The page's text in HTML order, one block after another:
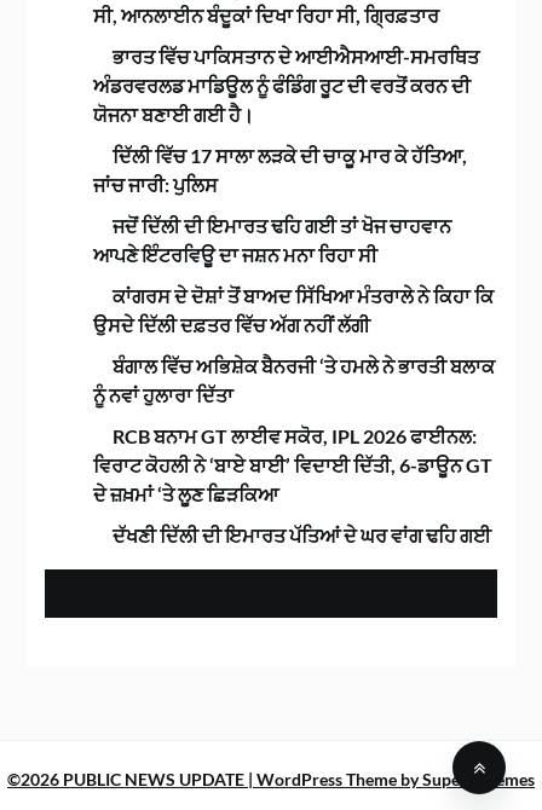
ਸੀ, ਆਨਲਾਈਨ ਬੰਦੂਕਾਂ ਦਿਖਾ ਰਿਹਾ ਸੀ, ਗ੍ਰਿਫ਼ਤਾਰ
ਭਾਰਤ ਵਿੱਚ ਪਾਕਿਸਤਾਨ ਦੇ ਆਈਐਸਆਈ-ਸਮਰਥਿਤ
ਅੰਡਰਵਰਲਡ ਮਾਡਿਊਲ ਨੂੰ ਫੰਡਿੰਗ ਰੂਟ ਦੀ ਵਰਤੋਂ ਕਰਨ ਦੀ
ਯੋਜਨਾ ਬਣਾਈ ਗਈ ਹੈ।
ਦਿੱਲੀ ਵਿੱਚ 17 ਸਾਲਾ ਲੜਕੇ ਦੀ ਚਾਕੂ ਮਾਰ ਕੇ ਹੱਤਿਆ,
ਜਾਂਚ ਜਾਰੀ: ਪੁਲਿਸ
ਜਦੋਂ ਦਿੱਲੀ ਦੀ ਇਮਾਰਤ ਢਹਿ ਗਈ ਤਾਂ ਖੋਜ ਚਾਹਵਾਨ
ਆਪਣੇ ਇੰਟਰਵਿਊ ਦਾ ਜਸ਼ਨ ਮਨਾ ਰਿਹਾ ਸੀ
ਕਾਂਗਰਸ ਦੇ ਦੋਸ਼ਾਂ ਤੋਂ ਬਾਅਦ ਸਿੱਖਿਆ ਮੰਤਰਾਲੇ ਨੇ ਕਿਹਾ ਕਿ
ਉਸਦੇ ਦਿੱਲੀ ਦਫ਼ਤਰ ਵਿੱਚ ਅੱਗ ਨਹੀਂ ਲੱਗੀ
ਬੰਗਾਲ ਵਿੱਚ ਅਭਿਸ਼ੇਕ ਬੈਨਰਜੀ ‘ਤੇ ਹਮਲੇ ਨੇ ਭਾਰਤੀ ਬਲਾਕ
ਨੂੰ ਨਵਾਂ ਹੁਲਾਰਾ ਦਿੱਤਾ
RCB ਬਨਾਮ GT ਲਾਈਵ ਸਕੋਰ, IPL 2026 ਫਾਈਨਲ:
ਵਿਰਾਟ ਕੋਹਲੀ ਨੇ ‘ਬਾਏ ਬਾਈ’ ਵਿਦਾਈ ਦਿੱਤੀ, 6-ਡਾਊਨ GT
ਦੇ ਜ਼ਖ਼ਮਾਂ ‘ਤੇ ਲੂਣ ਛਿੜਕਿਆ
ਦੱਖਣੀ ਦਿੱਲੀ ਦੀ ਇਮਾਰਤ ਪੱਤਿਆਂ ਦੇ ਘਰ ਵਾਂਗ ਢਹਿ ਗਈ
©2026 PUBLIC NEWS UPDATE | WordPress Theme bySuperbThemes